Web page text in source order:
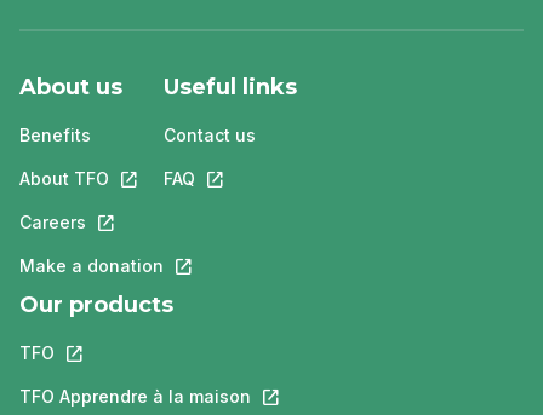
About us
Benefits
About TFO This link will open in a new tab.
Careers This link will open in a new tab.
Make a donation This link will open in a new tab.
Useful links
Contact us
FAQ This link will open in a new tab.
Our products
TFO This link will open in a new tab.
TFO Apprendre à la maison This link will open in a new tab.